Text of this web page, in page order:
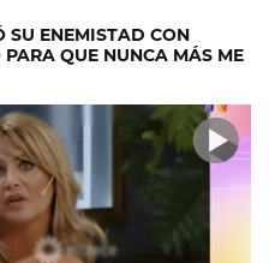
SU ENEMISTAD CON
QUE NUNCA MÁS ME